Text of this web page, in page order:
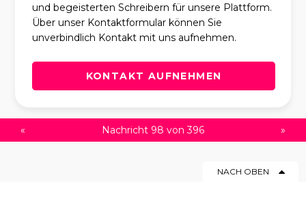
und begeisterten Schreibern für unsere Plattform.
Über unser Kontaktformular können Sie
unverbindlich Kontakt mit uns aufnehmen.
KONTAKT AUFNEHMEN
« Nachricht 98 von 396 »
NACH OBEN